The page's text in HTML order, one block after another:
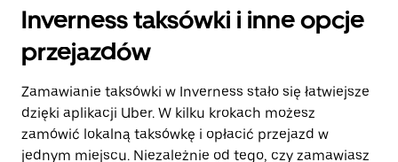
Inverness taksówki i inne opcje
przejazdów
Zamawianie taksówki w Inverness stało się łatwiejsze
dzięki aplikacji Uber. W kilku krokach możesz
zamówić lokalną taksówkę i opłacić przejazd w
jednym miejscu. Niezależnie od tego, czy zamawiasz